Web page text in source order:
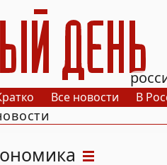
Новый День
Все новости В